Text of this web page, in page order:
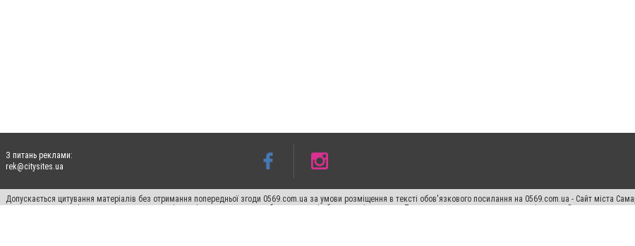
З питань реклами:
rek@citysites.ua
Допускається цитування матеріалів без отримання попередньої згоди 0569.com.ua за умови розміщення в тексті обов'язкового посилання на 0569.com.ua - Сайт міста
пошукових систем гіперпосилання на цитовані статті не нижче другого абзацу в тексті або в якості джерела. Порушення виняткових прав переслідується Законом.